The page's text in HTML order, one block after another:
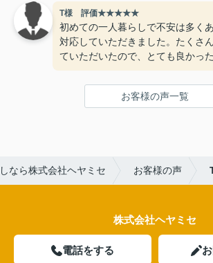
T様 評価★★★★★
初めての一人暮らしで不安は多く
対応していただきました。たくさ
ていただいたので、とても良かった
お客様の声一覧
なら株式会社ヘヤミセ お客様の声
株式会社ヘヤミセ
電話をする